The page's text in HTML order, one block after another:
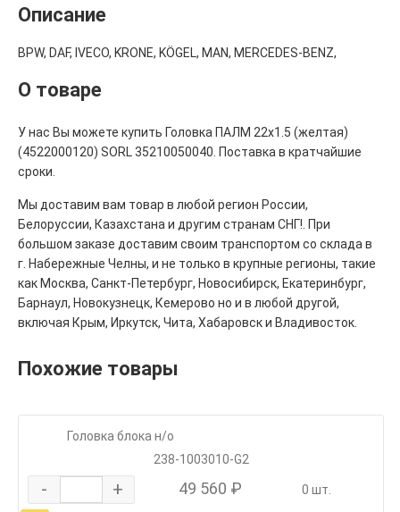
Описание
BPW, DAF, IVECO, KRONE, KÖGEL, MAN, MERCEDES-BENZ,
О товаре
У нас Вы можете купить Головка ПАЛМ 22х1.5 (желтая)
(4522000120) SORL 35210050040. Поставка в кратчайшие
сроки.
Мы доставим вам товар в любой регион России,
Белоруссии, Казахстана и другим странам СНГ!. При
большом заказе доставим своим транспортом со склада в
г. Набережные Челны, и не только в крупные регионы, такие
как Москва, Санкт-Петербург, Новосибирск, Екатеринбург,
Барнаул, Новокузнецк, Кемерово но и в любой другой,
включая Крым, Иркутск, Чита, Хабаровск и Владивосток.
Похожие товары
Головка блока н/о
238-1003010-G2
- + 49 560 ₽ 0 шт.